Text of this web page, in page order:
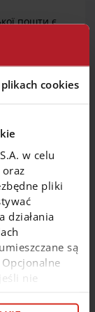
cookies
w celu
oraz
pliki
działania
są
nie
zakładkach
пошти є
в
грошові
рахунку у